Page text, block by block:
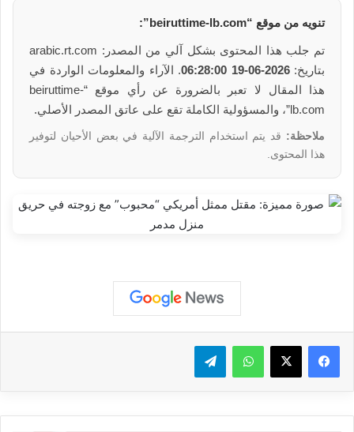
تنويه من موقع “beiruttime-lb.com”:
تم جلب هذا المحتوى بشكل آلي من المصدر: arabic.rt.com
بتاريخ:2026-06-19 06:28:00
. الآراء والمعلومات الواردة في
هذا المقال لا تعبر بالضرورة عن رأي موقع “beiruttime-
lb.com”، والمسؤولية الكاملة تقع على عاتق المصدر الأصلي.
ملاحظة: قد يتم استخدام الترجمة الآلية في بعض الأحيان لتوفير
هذا المحتوى.
واتساب تيلقرام